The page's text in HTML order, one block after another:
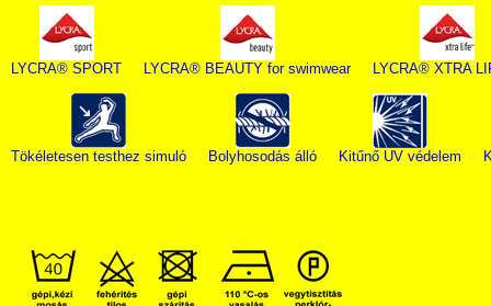
LYCRA® SPORT LYCRA® BEAUTY for swimwear LYCRA® XTRA
Tökéletesen testhez simuló Bolyhosodás álló Kitűnő UV védelem